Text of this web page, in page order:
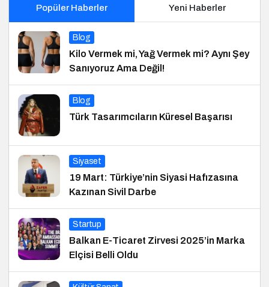
Popüler Haberler Yeni Haberler
Blog
Kilo Vermek mi, Yağ Vermek mi? Aynı Şey
Sanıyoruz Ama Değil!
Blog
Türk Tasarımcıların Küresel Başarısı
Siyaset
19 Mart: Türkiye’nin Siyasi Hafızasına
Kazınan Sivil Darbe
Startup
Balkan E-Ticaret Zirvesi 2025’in Marka
Elçisi Belli Oldu